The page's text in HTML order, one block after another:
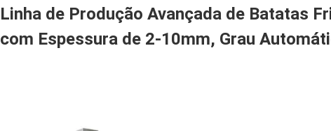
Linha de Produção Avançada de Batatas
com Espessura de 2-10mm, Grau